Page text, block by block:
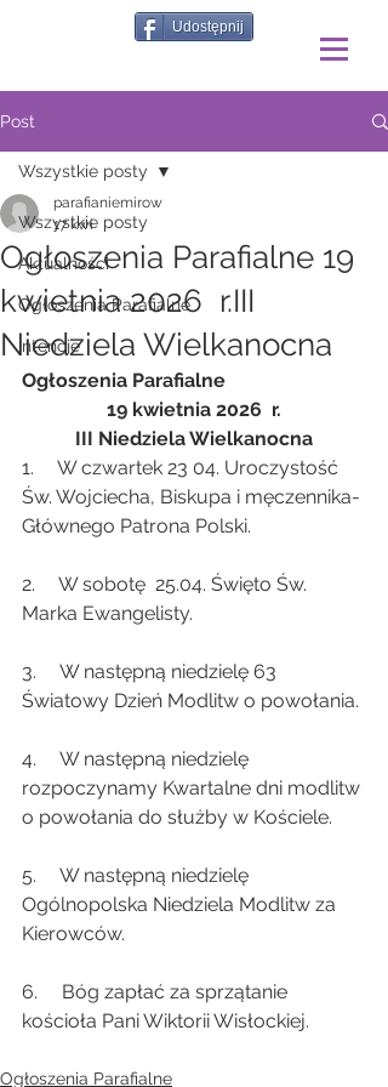
Udostępnij
Post
Wszystkie posty
Aktualności
Ogłoszenia Parafialne
Intencje
Wszystkie posty
Ogłoszenia Parafialne 19
kwietnia 2026 r.III
Niedziela Wielkanocna
parafianiemirow
17 kwi
Ogłoszenia Parafialne
19 kwietnia 2026  r.
III Niedziela Wielkanocna
1.     W czwartek 23 04. Uroczystość
Św. Wojciecha, Biskupa i męczennika-
Głównego Patrona Polski.
2.     W sobotę  25.04. Święto Św.
Marka Ewangelisty.
3.     W następną niedzielę 63
Światowy Dzień Modlitw o powołania.
4.     W następną niedzielę
rozpoczynamy Kwartalne dni modlitw
o powołania do służby w Kościele.
5.     W następną niedzielę
Ogólnopolska Niedziela Modlitw za
Kierowców.
6.     Bóg zapłać za sprzątanie
kościoła Pani Wiktorii Wisłockiej.
Ogłoszenia Parafialne